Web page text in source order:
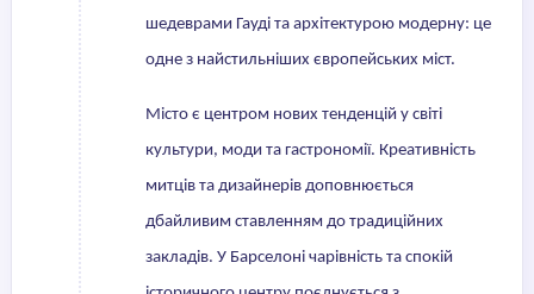
шедеврами Гауді та архітектурою модерну: це
одне з найстильніших європейських міст.
Місто є центром нових тенденцій у світі
культури, моди та гастрономії. Креативність
митців та дизайнерів доповнюється
дбайливим ставленням до традиційних
закладів. У Барселоні чарівність та спокій